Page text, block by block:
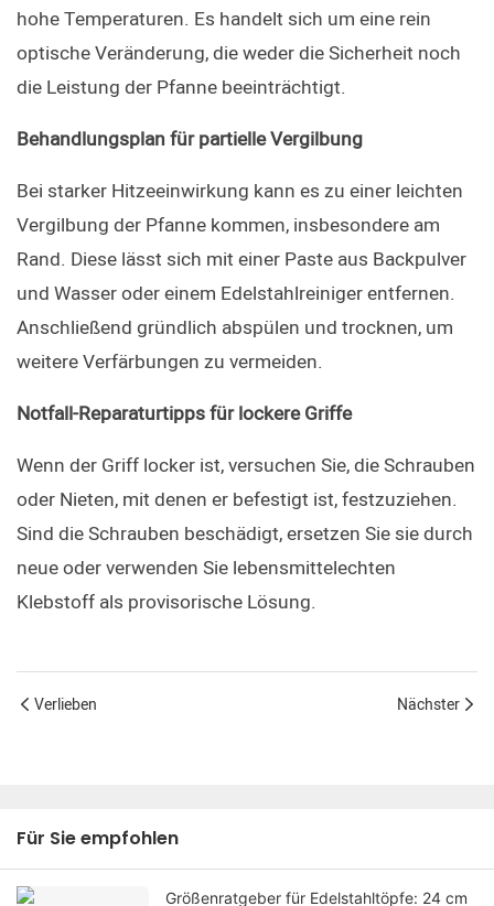
hohe Temperaturen. Es handelt sich um eine rein
optische Veränderung, die weder die Sicherheit noch
die Leistung der Pfanne beeinträchtigt.
Behandlungsplan für partielle Vergilbung
Bei starker Hitzeeinwirkung kann es zu einer leichten
Vergilbung der Pfanne kommen, insbesondere am
Rand. Diese lässt sich mit einer Paste aus Backpulver
und Wasser oder einem Edelstahlreiniger entfernen.
Anschließend gründlich abspülen und trocknen, um
weitere Verfärbungen zu vermeiden.
Notfall-Reparaturtipps für lockere Griffe
Wenn der Griff locker ist, versuchen Sie, die Schrauben
oder Nieten, mit denen er befestigt ist, festzuziehen.
Sind die Schrauben beschädigt, ersetzen Sie sie durch
neue oder verwenden Sie lebensmittelechten
Klebstoff als provisorische Lösung.
Verlieben Nächster
Für Sie empfohlen
Größenratgeber für Edelstahltöpfe: 24 cm